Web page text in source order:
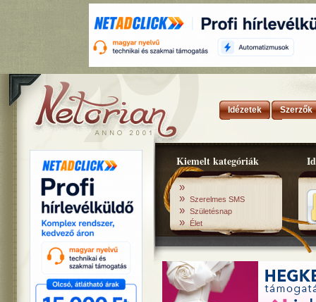
Idézetek Szerzők
Kiemelt kategóriák
»
» Szerelmes SMS
» Születésnap
» Élet